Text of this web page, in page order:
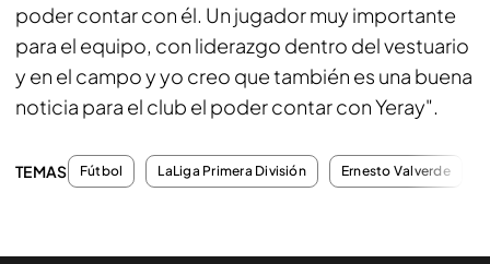
poder contar con él. Un jugador muy importante
para el equipo, con liderazgo dentro del vestuario
y en el campo y yo creo que también es una buena
noticia para el club el poder contar con Yeray".
TEMAS Fútbol LaLiga Primera División Ernesto Valverde